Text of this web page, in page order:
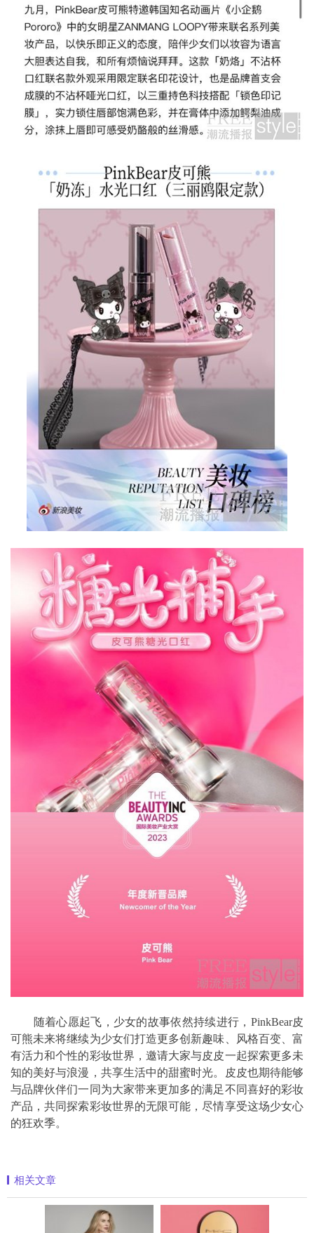
随着心愿起飞，少女的故事依然持续进行，PinkBear皮
可熊未来将继续为少女们打造更多创新趣味、风格百变、富
有活力和个性的彩妆世界，邀请大家与皮皮一起探索更多未
知的美好与浪漫，共享生活中的甜蜜时光。皮皮也期待能够
与品牌伙伴们一同为大家带来更加多的满足不同喜好的彩妆
产品，共同探索彩妆世界的无限可能，尽情享受这场少女心
的狂欢季。
相关文章